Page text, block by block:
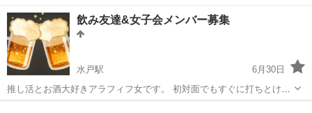
親のこと、地域の付き合い。 毎日たくさんの役割を抱えながら過ごし
ていると、自分の気持ちを後回しにしてしまうことはありませんか？
水戸で活動する既婚...
茨城 水戸市 友達 大人
飲み友達&女子会メンバー募集
水戸駅
6月30日
推し活とお酒大好きアラフィフ女です。 初対面でもすぐに打ちとける
性格です😊 仕事は変則シフトですが、 週末でも平日でも飲みに行けま